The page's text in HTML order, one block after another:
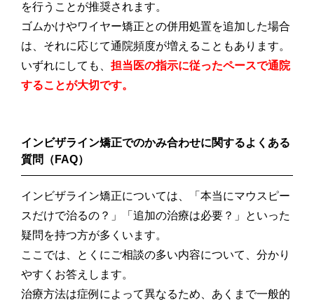
を行うことが推奨されます。
ゴムかけやワイヤー矯正との併用処置を追加した場合
は、それに応じて通院頻度が増えることもあります。
いずれにしても、担当医の指示に従ったペースで通院
することが大切です。
インビザライン矯正でのかみ合わせに関するよくある
質問（FAQ）
インビザライン矯正については、「本当にマウスピー
スだけで治るの？」「追加の治療は必要？」といった
疑問を持つ方が多くいます。
ここでは、とくにご相談の多い内容について、分かり
やすくお答えします。
治療方法は症例によって異なるため、あくまで一般的